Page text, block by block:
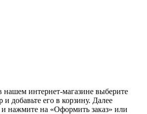
нашем интернет-магазине выберите
добавьте его в корзину. Далее
нажмите на «Оформить заказ» или